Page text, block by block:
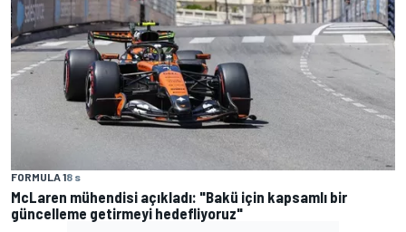
FORMULA 18 s
McLaren mühendisi açıkladı: "Bakü için kapsamlı bir
güncelleme getirmeyi hedefliyoruz"